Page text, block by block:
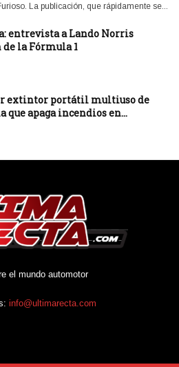
La publicación, que rápidamente se...
entrevista a Lando Norris
de la Fórmula 1
extintor portátil multiuso de
que apaga incendios en...
el mundo automotor
info@ultimarecta.com